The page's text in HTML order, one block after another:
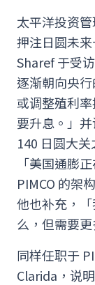
太平洋投资
押注日圆未
Sharef 于受
逐渐朝向央
或调整殖利
要升息。」
140 日圆大
「美国通膨
PIMCO 的架
他也补充，
么，但需要
同样任职于
Clarida，说